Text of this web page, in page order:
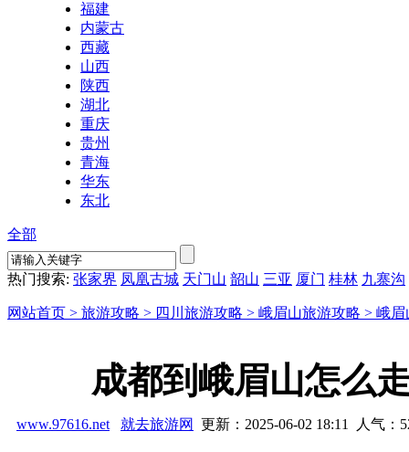
福建
内蒙古
西藏
山西
陕西
湖北
重庆
贵州
青海
华东
东北
全部
热门搜索: 张家界 凤凰古城 天门山 韶山 三亚 厦门 桂林 九寨沟
网站首页 > 旅游攻略 > 四川旅游攻略 > 峨眉山旅游攻略 > 峨眉
成都到峨眉山怎么
www.97616.net 就去旅游网 更新：2025-06-02 18:11 人气：